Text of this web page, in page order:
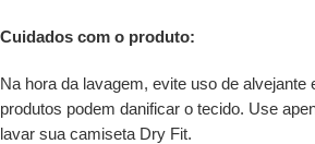
Cuidados com o produto:
Na hora da lavagem, evite uso de alvejante
produtos podem danificar o tecido. Use
lavar sua camiseta Dry Fit.